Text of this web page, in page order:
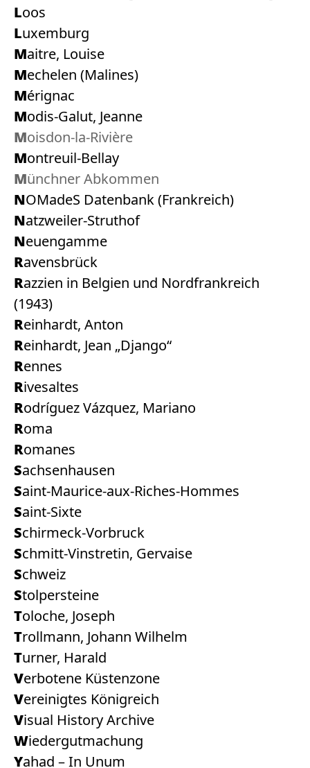
Loos
Luxemburg
Maitre, Louise
Mechelen (Malines)
Mérignac
Modis-Galut, Jeanne
Moisdon-la-Rivière
Montreuil-Bellay
Münchner Abkommen
NOMadeS Datenbank (Frankreich)
Natzweiler-Struthof
Neuengamme
Ravensbrück
Razzien in Belgien und Nordfrankreich
(1943)
Reinhardt, Anton
Reinhardt, Jean „Django“
Rennes
Rivesaltes
Rodríguez Vázquez, Mariano
Roma
Romanes
Sachsenhausen
Saint-Maurice-aux-Riches-Hommes
Saint-Sixte
Schirmeck-Vorbruck
Schmitt-Vinstretin, Gervaise
Schweiz
Stolpersteine
Toloche, Joseph
Trollmann, Johann Wilhelm
Turner, Harald
Verbotene Küstenzone
Vereinigtes Königreich
Visual History Archive
Wiedergutmachung
Yahad – In Unum